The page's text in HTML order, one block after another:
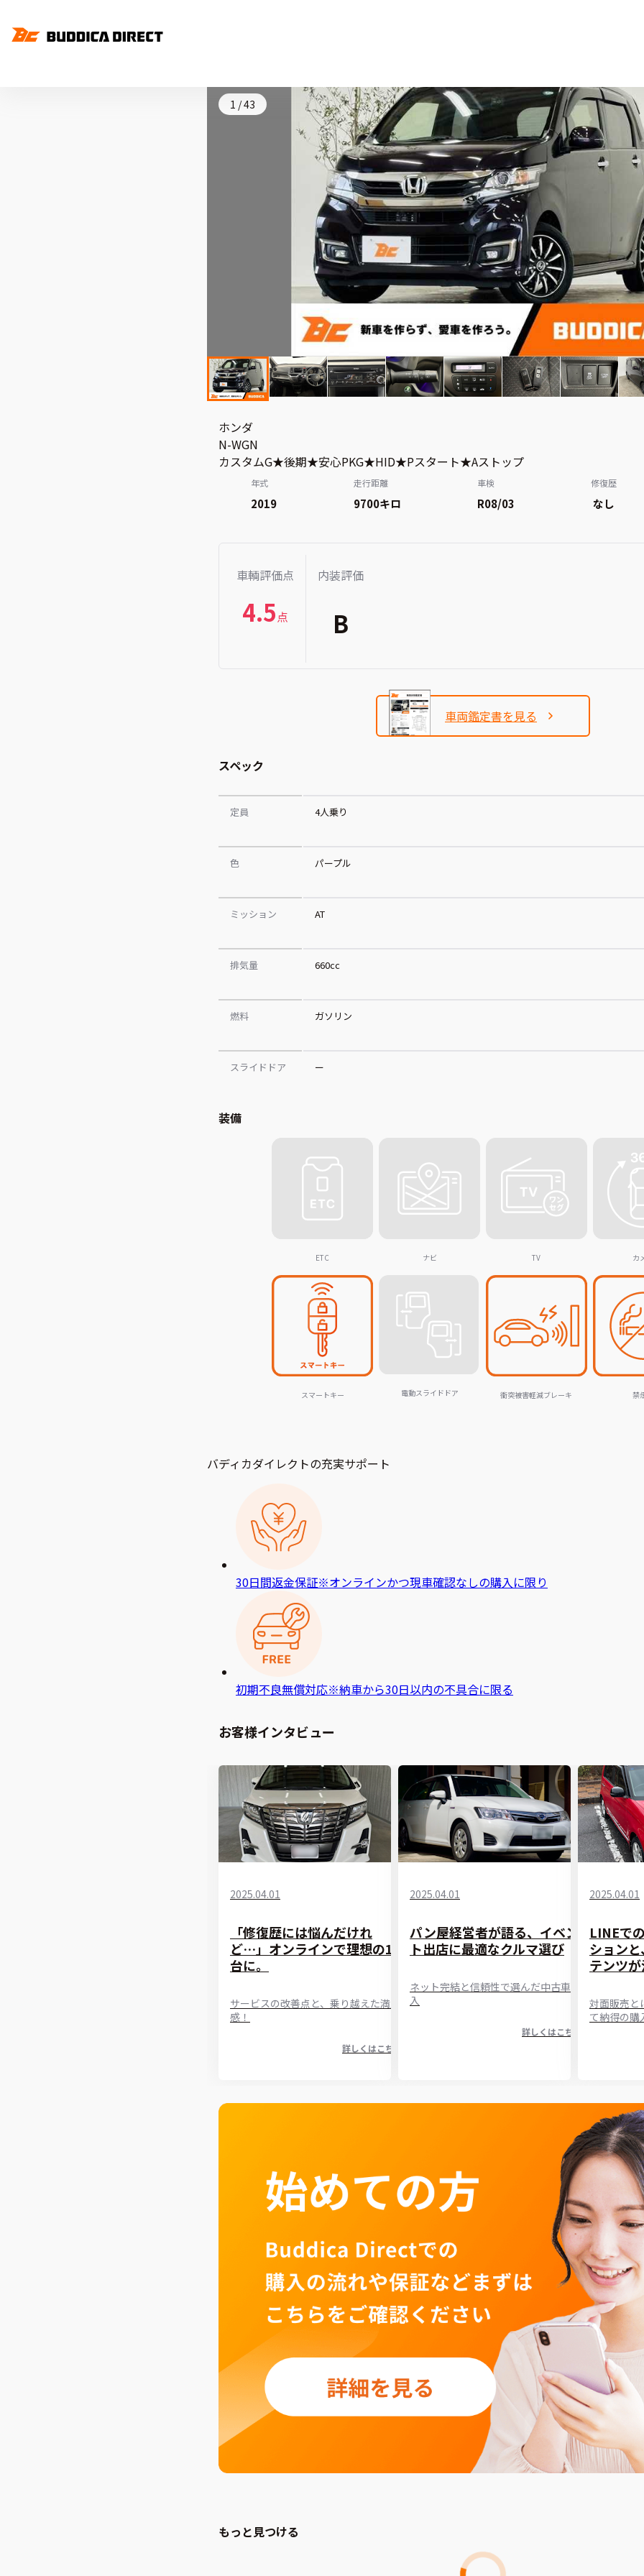
1 /43
ホンダ
N-WGN
カスタムG★後期★安心PKG★HID★Pスタート★Aストップ
年式
2019
走行距離
9700キロ
車検
R08/03
修復歴
なし
車輌評価点
4.5点
内装評価
B
車両鑑定書を見る
スペック
定員 4人乗り
色 パープル
ミッション AT
排気量 660cc
燃料 ガソリン
スライドドア ー
装備
ETC ナビ TV カ
スマートキー 電動スライドドア 衝突被害軽減ブレーキ 禁
バディカダイレクトの充実サポート
30日間返金保証※オンラインかつ現車確認なしの購入に限り
初期不良無償対応※納車から30日以内の不具合に限る
お客様インタビュー
2025.04.01
「修復歴には悩んだけれ
ど…」オンラインで理想の1
台に。
サービスの改善点と、乗り越えた満足
感！
詳しくはこちら
2025.04.01
パン屋経営者が語る、イベン
ト出店に最適なクルマ選び
ネット完結と信頼性で選んだ中古車購
入
詳しくはこちら
2025.04.01
LINEで
ション
テンツ
対面販売と
て納得の購
もっと見つける